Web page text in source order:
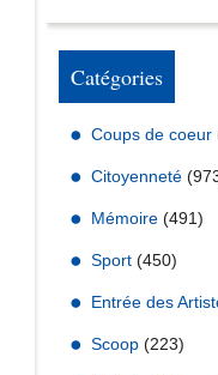
Catégories
Coups de coeur
Citoyenneté
Mémoire (491)
Sport (450)
Entrée des
Scoop (223)